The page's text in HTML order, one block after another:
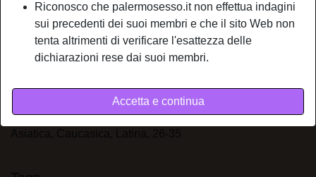
Riconosco che palermosesso.it non effettua indagini
sui precedenti dei suoi membri e che il sito Web non
tenta altrimenti di verificare l'esattezza delle
dichiarazioni rese dai suoi membri.
Accetta e continua
Ti cerco, anzi ti voglio, forte, virile, maschio. Altri aggettivi
ce ne sarebbero per meglio farti capire come ti desidero,
Sta cercando